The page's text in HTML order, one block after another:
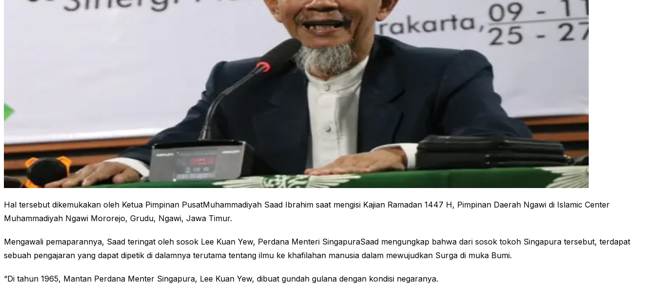
Hal tersebut dikemukakan oleh Ketua Pimpinan PusatMuhammadiyah Saad Ibrahim saat mengisi Kajian Ramadan 1447 H, Pimpinan Daerah Ngawi di Islamic Center
Muhammadiyah Ngawi Mororejo, Grudu, Ngawi, Jawa Timur.
Mengawali pemaparannya, Saad teringat oleh sosok Lee Kuan Yew, Perdana Menteri SingapuraSaad mengungkap bahwa dari sosok tokoh Singapura tersebut, terdapat
sebuah pengajaran yang dapat dipetik di dalamnya terutama tentang ilmu ke khafilahan manusia dalam mewujudkan Surga di muka Bumi.
“Di tahun 1965, Mantan Perdana Menter Singapura, Lee Kuan Yew, dibuat gundah gulana dengan kondisi negaranya.